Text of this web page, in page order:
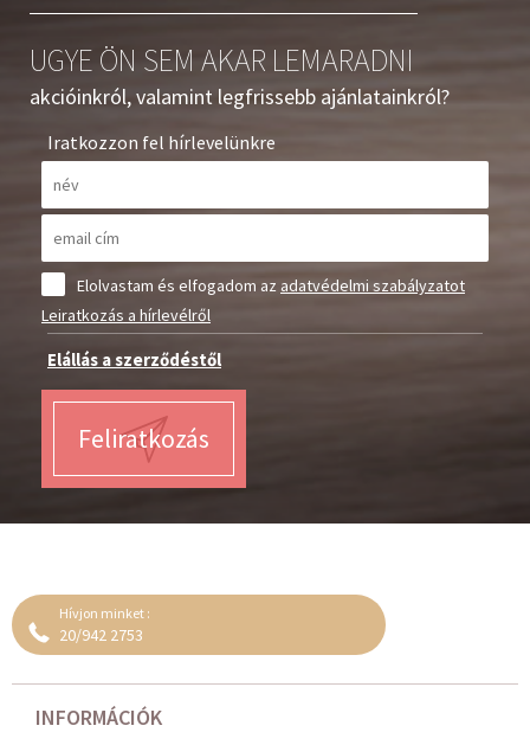
UGYE ÖN SEM AKAR LEMARADNI
akcióinkról, valamint legfrissebb ajánlatainkról?
Iratkozzon fel hírlevelünkre
Elolvastam és elfogadom azadatvédelmi szabályzatot
Leiratkozás a hírlevélről
Elállás a szerződéstől
Feliratkozás
Hívjon minket :
20/942 2753
INFORMÁCIÓK